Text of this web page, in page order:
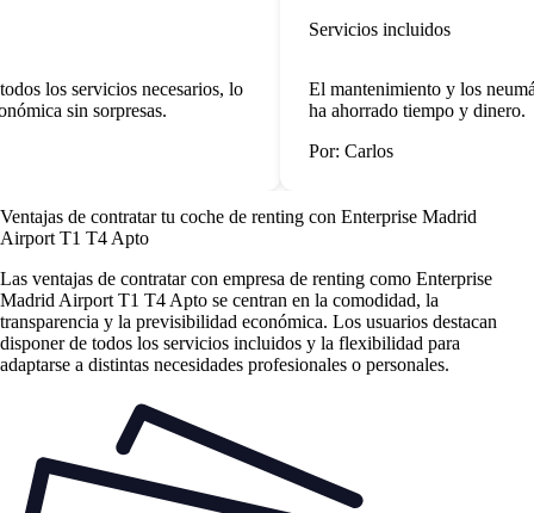
los servicios necesarios, lo
sin sorpresas.
Servicios incluidos
El mantenimiento y los
ha ahorrado tiempo y dinero.
Por: Carlos
Ventajas de contratar tu coche de renting con Enterprise Madrid
Airport T1 T4 Apto
Las ventajas de contratar con empresa de renting como Enterprise
Madrid Airport T1 T4 Apto se centran en la comodidad, la
transparencia y la previsibilidad económica. Los usuarios destacan
disponer de todos los servicios incluidos y la flexibilidad para
adaptarse a distintas necesidades profesionales o personales.